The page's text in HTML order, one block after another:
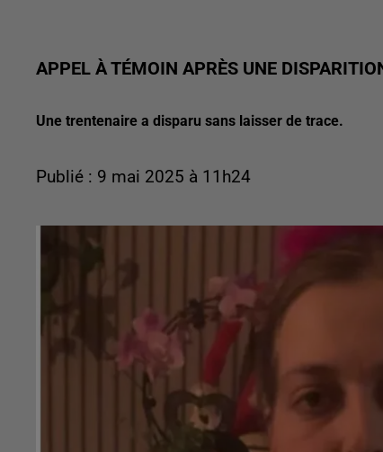
APPEL À TÉMOIN APRÈS UNE
Une trentenaire a disparu sans laisser de trace.
Publié : 9 mai 2025 à 11h24